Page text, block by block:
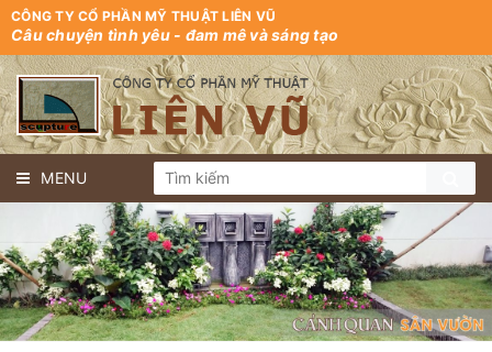
CÔNG TY CỔ PHẦN MỸ THUẬT LIÊN VŨ
Câu chuyện tình yêu - đam mê và sáng tạo
MENU